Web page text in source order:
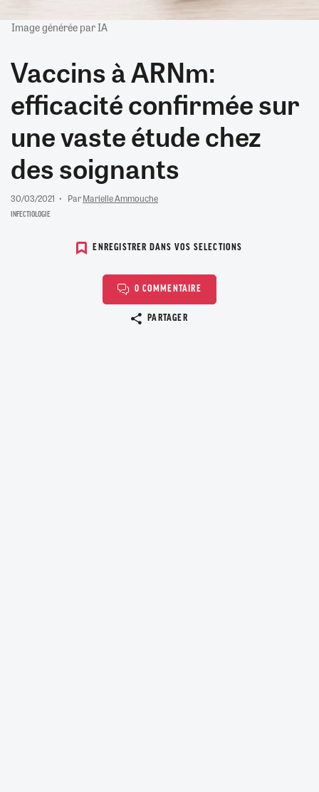
Image générée par IA
Vaccins à ARNm:
efficacité confirmée sur
une vaste étude chez
des soignants
30/03/2021 ParMarielle Ammouche
INFECTIOLOGIE
ENREGISTRER DANS VOS SELECTIONS
0 COMMENTAIRE
PARTAGER